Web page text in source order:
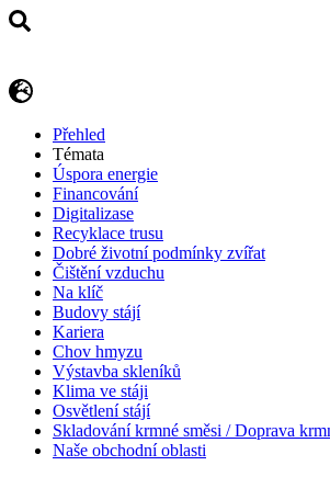
Přehled
Témata
Úspora energie
Financování
Digitalizase
Recyklace trusu
Dobré životní podmínky zvířat
Čištění vzduchu
Na klíč
Budovy stájí
Kariera
Chov hmyzu
Výstavba skleníků
Klima ve stáji
Osvětlení stájí
Skladování krmné směsi / Doprava
Naše obchodní oblasti